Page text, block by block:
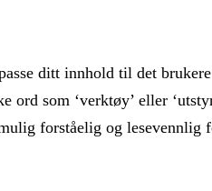
ditt innhold til det
som ‘verktøy’ eller
forståelig og